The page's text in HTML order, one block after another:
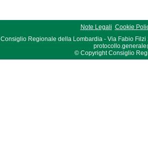
Note Legali Cookie
Consiglio Regionale della Lombardia - Via Fabio Filzi
© Copyright Consiglio